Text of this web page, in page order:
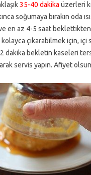
35-40 dakika üzerleri
soğumaya bırakın oda
en az 4-5 saat
çıkarabilmek için, içi
2 dakika bekletin kaseleri
servis yapın. Afiyet